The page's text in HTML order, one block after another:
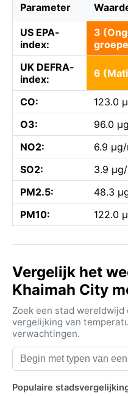
Parameter
US EPA-
index:
3
UK DEFRA-
index:
6
CO:
123.0
O3:
96.0
NO2:
6.9 µg/
SO2:
3.9
PM2.5:
48.3
PM10:
122.0
Vergelijk het
Khaimah City
Zoek een stad
vergelijking van
verwachtingen.
Populaire